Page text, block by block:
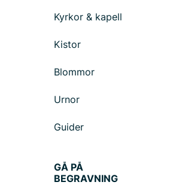
Kyrkor & kapell
Kistor
Blommor
Urnor
Guider
GÅ PÅ
BEGRAVNING